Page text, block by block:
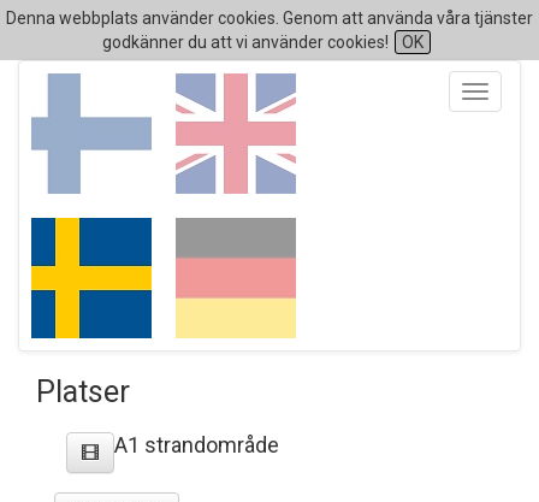
Denna webbplats använder cookies. Genom att använda våra tjänster
godkänner du att vi använder cookies!
OK
Toggle
Platser
A1 strandområde